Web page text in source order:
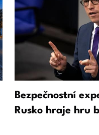
Bezpečnostní
Rusko hraje hru